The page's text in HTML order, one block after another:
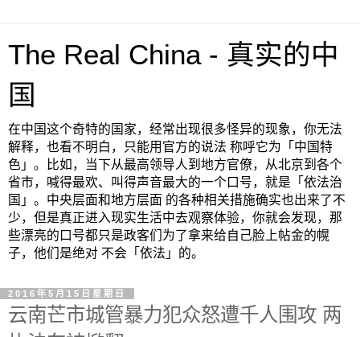
The Real China - 真实的中
国
在中国这个奇特的国家，经常出现很多怪异的现象，你无法
解释，也看不明白，只能用官方的说法 称呼它为「中国特
色」。比如，当下从最高领导人到地方官僚，从北京到各个
省市，喊得最欢、叫得声音最大的一个口号，就是「依法治
国」。中央层面和地方层面 的各种相关措施确实也出来了不
少，但是真正进入现实生活中去观察体验，你就会发现，那
些漂亮的口号都只是政客们为了拿来给自己脸上帖金的幌
子，他们是绝对 不会「依法」的。
2016年5月15日星期日
云南芒市城管暴力犯众怒遭千人围攻 两